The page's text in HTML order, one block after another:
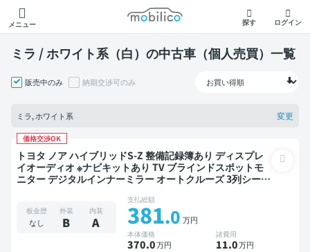
メニュー
モビリコ
探す ログイン
ミラ / ホワイト系（白）の中古車（個人売買）一覧
販売中のみ 納期交渉可のみ
ミラ, ホワイト系 変更
価格交渉OK
トヨタ ノア ハイブリッドS-Z 整備記録簿あり ディスプレ
イオーディオ ※ナビキットあり TV ブラインドスポットモ
ニター デジタルインナーミラー オートクルーズ 3列シート
ブレコーダー 衝突軽減 両側電動スライドドア 7人乗り
板金歴
なし
外装
B
内装
A
支払総額
381.0 万円
本体価格
370.0万円
諸費用
11.0万円